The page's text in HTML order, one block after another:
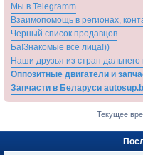
Мы в Telegramm
Взаимопомощь в регионах,
Черный список продавцов
Ба!Знакомые всё лица!))
Наши друзья из стран
Оппозитные двигатели и
Запчасти в Беларуси
Текущее